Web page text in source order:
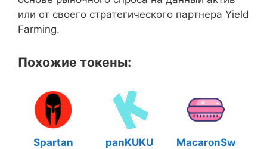
или от своего стратегического партнера Yield
Farming.
Похожие токены:
Spartan
panKUKU
MacaronSw